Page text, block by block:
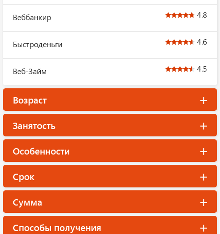
Веббанкир 4.8
Быстроденьги 4.6
Веб-Займ 4.5
Возраст
Занятость
Особенности
Срок
Сумма
Способы получения